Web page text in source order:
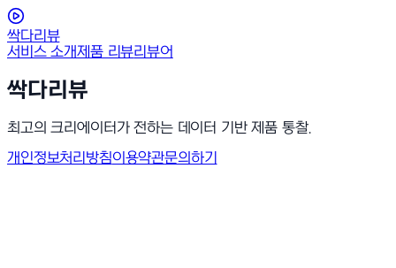
싹다리뷰
서비스 소개제품 리뷰리뷰어
싹다리뷰
최고의 크리에이터가 전하는 데이터 기반 제품 통찰.
개인정보처리방침이용약관문의하기